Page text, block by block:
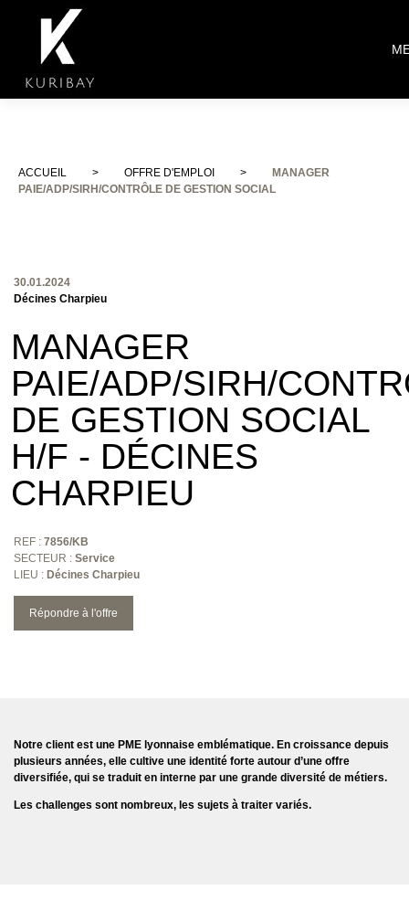
ACCUEIL > OFFRE D'EMPLOI >
MANAGER
PAIE/ADP/SIRH/CONTRÔLE DE GESTION SOCIAL
30.01.2024
Décines Charpieu
MANAGER
PAIE/ADP/SIRH/
DE GESTION SOCIAL
H/F - DÉCINES
CHARPIEU
REF : 7856/KB
SECTEUR : Service
LIEU : Décines Charpieu
Répondre à l'offre
Notre client est une PME lyonnaise emblématique. En croissance depuis
plusieurs années, elle cultive une identité forte autour d’une offre
diversifiée, qui se traduit en interne par une grande diversité de métiers.
Les challenges sont nombreux, les sujets à traiter variés.